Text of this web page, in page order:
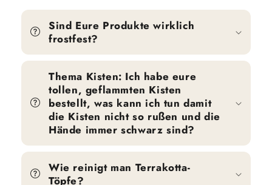
Sind Eure Produkte wirklich
frostfest?
Thema Kisten: Ich habe eure
tollen, geflammten Kisten
bestellt, was kann ich tun damit
die Kisten nicht so rußen und die
Hände immer schwarz sind?
Wie reinigt man Terrakotta-
Töpfe?